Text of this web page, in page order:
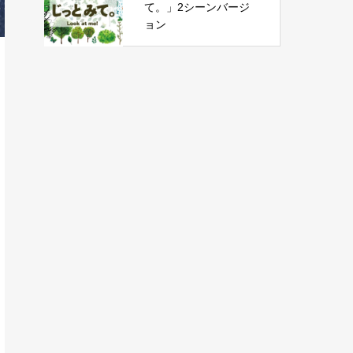
て。」2シーンバージ
ョン